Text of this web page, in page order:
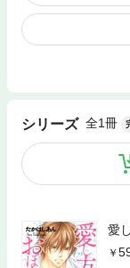
シリーズ 全1冊
愛